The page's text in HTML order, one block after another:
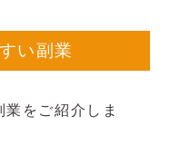
い副業
をご紹介しま